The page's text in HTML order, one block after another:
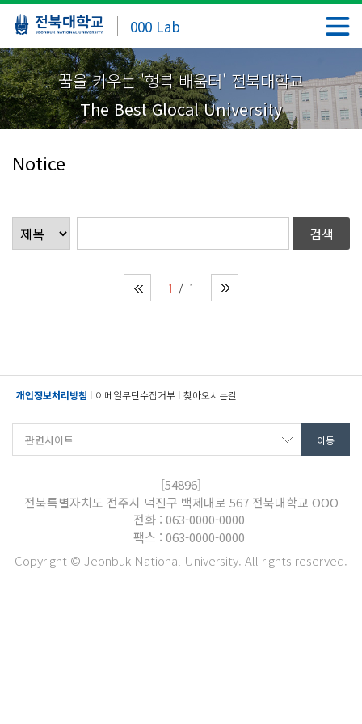
000 Lab
꿈을 키우는 '행복 배움터' 전북대학교
The Best Glocal University
Notice
1 1
개인정보처리방침 이메일무단수집거부 찾아오시는길
[54896]
전북특별자치도 전주시 덕진구 백제대로 567 전북대학교 OOO
전화 : 063-0000-0000
팩스 : 063-0000-0000
Copyright © Jeonbuk National University. All rights reserved.